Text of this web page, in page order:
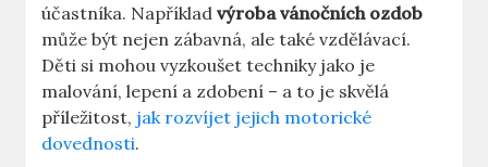
účastníka. Napříkladvýroba vánočních ozdob
může být nejen zábavná, ale také vzdělávací.
Děti si mohou vyzkoušet techniky jako je
malování, lepení a zdobení – a to je skvělá
příležitost, jak rozvíjet jejich motorické
dovednosti.